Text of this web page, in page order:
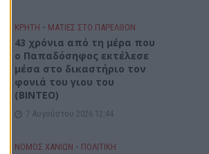
ΚΡΗΤΗ • ΜΑΤΙΕΣ ΣΤΟ ΠΑΡΕΛΘΟΝ
43 χρόνια από τη μέρα που
ο Παπαδόσηφος εκτέλεσε
μέσα στο δικαστήριο τον
φονιά του γιου του
(ΒΙΝΤΕΟ)
7 Αυγούστου 2026 12:44
ΝΟΜΌΣ ΧΑΝΊΩΝ • ΠΟΛΙΤΙΚΗ